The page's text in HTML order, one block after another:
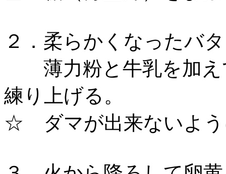
２．柔らかくなったバ
薄力粉と牛乳を加え
練り上げる。
☆ ダマが出来ないよう